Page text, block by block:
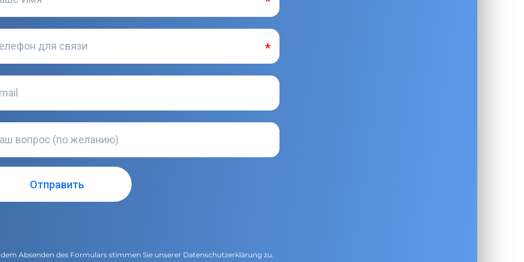
Absenden des Formulars stimmen Sie unserer Datenschutzerklärung zu.